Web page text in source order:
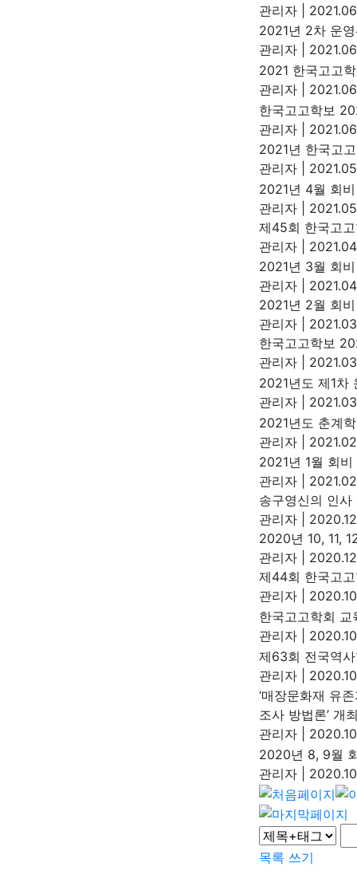
관리자
2021년 2차 운
관리자
2021 한국고고
관리자
한국고고학보
관리자
2021년 한국고
관리자
2021년 4월 회
관리자
제45회 한국고
관리자
2021년 3월 회
관리자
2021년 2월 회
관리자
한국고고학보
관리자
2021년도 제1차
관리자
2021년도 춘계
관리자
2021년 1월 회
관리자
송구영신의 인사
관리자
2020년 10, 11,
관리자
제44회 한국고
관리자
한국고고학회
관리자
제63회 전국역
관리자
‘매장문화재 유
조사 방법론’ 개
관리자
2020년 8, 9월
관리자
목록 쓰기